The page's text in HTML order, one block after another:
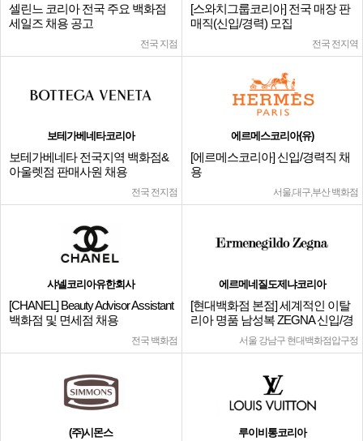
셀린느 코리아 전국 주요 백화점
세일즈 채용 공고
전국 지점
[스와치그룹코리아] 전국 매장 판
매직(신입/경력) 모집
전국 전지역
보테가베네타코리아
보테가베네타 전국지역 백화점&
아울렛점 판매사원 채용
전국 전지점
에르메스코리아(유)
[에르메스코리아] 신입/경력직 채
용
서울,대구,부산 백화점
샤넬코리아유한회사
[CHANEL] Beauty Advisor Assistant
백화점 및 면세점 채용
전국 백화점
에르메네질도제냐코리아
[현대백화점 본점] 세계적인 이탈
리아 명품 남성복 ZEGNA 신입/경
서울 강남구 현대백화점압구정
(주)시몬스 루이비통코리아